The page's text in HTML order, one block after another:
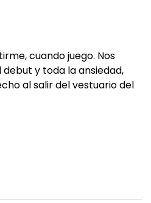
cuando juego. Nos
y toda la ansiedad,
al salir del vestuario del